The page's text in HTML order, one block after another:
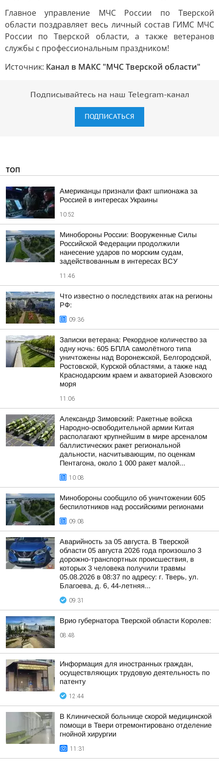
Главное управление МЧС России по Тверской
области поздравляет весь личный состав ГИМС МЧС
России по Тверской области, а также ветеранов
службы с профессиональным праздником!
Источник: Канал в МАКС "МЧС Тверской области"
Подписывайтесь на наш Telegram-канал
ПОДПИСАТЬСЯ
ТОП
Американцы признали факт шпионажа за
Россией в интересах Украины
10:52
Минобороны России: Вооруженные Силы
Российской Федерации продолжили
нанесение ударов по морским судам,
задействованным в интересах ВСУ
11:46
Что известно о последствиях атак на регионы
РФ:
09:36
Записки ветерана: Рекордное количество за
одну ночь: 605 БПЛА самолётного типа
уничтожены над Воронежской, Белгородской,
Ростовской, Курской областями, а также над
Краснодарским краем и акваторией Азовского
моря
11:06
Александр Зимовский: Ракетные войска
Народно-освободительной армии Китая
располагают крупнейшим в мире арсеналом
баллистических ракет региональной
дальности, насчитывающим, по оценкам
Пентагона, около 1 000 ракет малой...
10:08
Минобороны сообщило об уничтожении 605
беспилотников над российскими регионами
09:08
Аварийность за 05 августа. В Тверской
области 05 августа 2026 года произошло 3
дорожно-транспортных происшествия, в
которых 3 человека получили травмы
05.08.2026 в 08:37 по адресу: г. Тверь, ул.
Благоева, д. 6, 44-летняя...
09:31
Врио губернатора Тверской области Королев:
08:48
Информация для иностранных граждан,
осуществляющих трудовую деятельность по
патенту
12:44
В Клинической больнице скорой медицинской
помощи в Твери отремонтировано отделение
гнойной хирургии
11:31